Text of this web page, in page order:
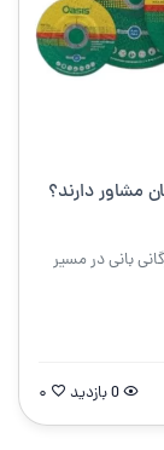
مشاور دارند؟
بانی در مسیر
0 بازدید ۰